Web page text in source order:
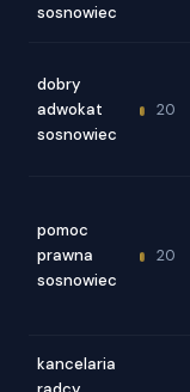
sosnowiec
dobry
adwokat
sosnowiec
20
pomoc
prawna
sosnowiec
20
kancelaria